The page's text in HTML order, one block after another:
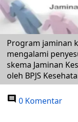
Program jaminan
mengalami
skema Jaminan
oleh BPJS
0 Komentar